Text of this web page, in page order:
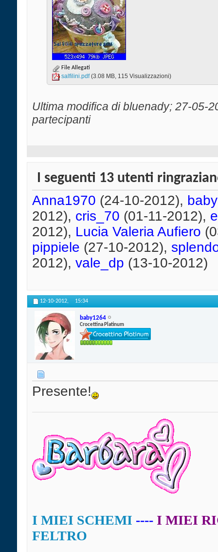
File Allegati
salfilini.pdf‎ (3.08 MB, 115 Visualizzazioni)
Ultima modifica di bluenady; 27-05-
partecipanti
I seguenti 13 utenti
Anna1970 (24-10-2012),
2012), cris_70 (01-11-2012),
2012), Lucia Valeria Aufiero
pippiele (27-10-2012),
2012), vale_dp (13-10-2012)
12-10-2012, 15:34
baby1264
Crocettina Platinum
Presente!
I MIEI SCHEMI ---- I MIEI
FELTRO